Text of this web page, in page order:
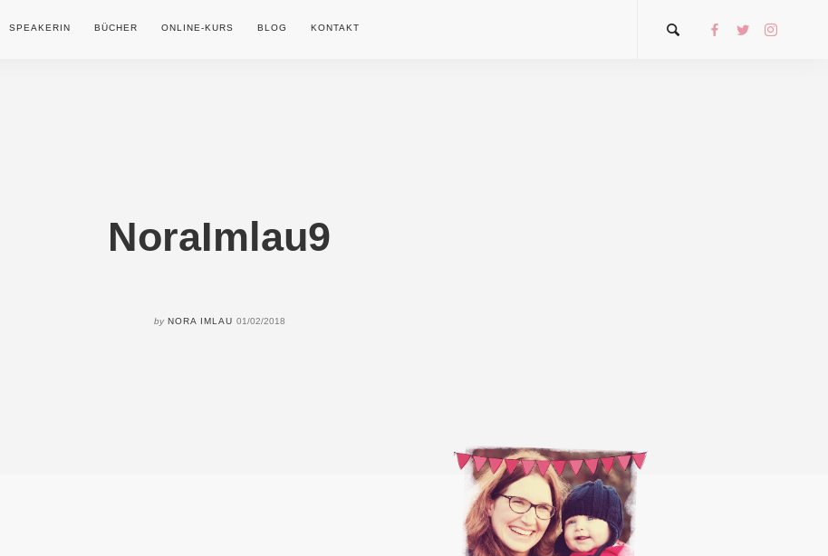
SPEAKERIN BÜCHER ONLINE-KURS BLOG KONTAKT
NoraImlau9
by NORA IMLAU 01/02/2018